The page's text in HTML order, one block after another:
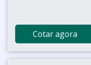
Cotar agora